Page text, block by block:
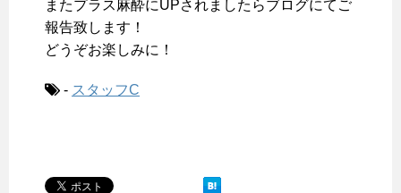
またプラス麻酔にUPされましたらブログにてご
報告致します！
どうぞお楽しみに！
- スタッフC